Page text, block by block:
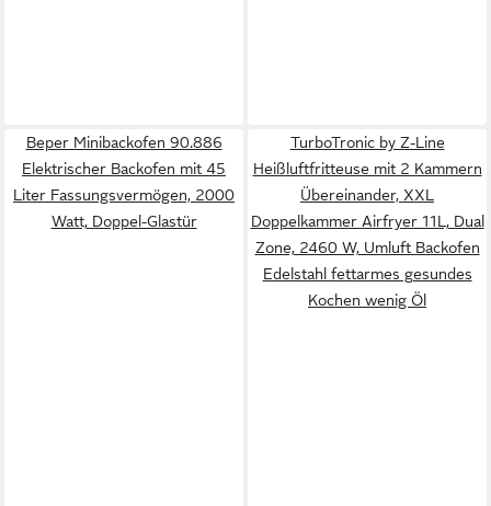
Beper Minibackofen 90.886
Elektrischer Backofen mit 45
Liter Fassungsvermögen, 2000
Watt, Doppel-Glastür
TurboTronic by Z-Line
Heißluftfritteuse mit 2 Kammern
Übereinander, XXL
Doppelkammer Airfryer 11L, Dual
Zone, 2460 W, Umluft Backofen
Edelstahl fettarmes gesundes
Kochen wenig Öl